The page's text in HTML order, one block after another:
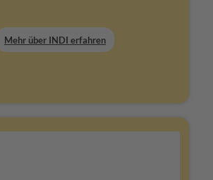
Mehr über INDI erfahren